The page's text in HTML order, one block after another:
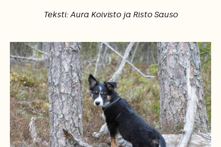
Teksti: Aura Koivisto ja Risto Sauso